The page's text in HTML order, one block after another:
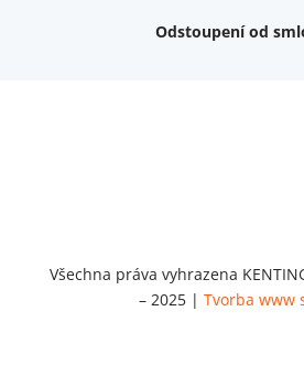
Odstoupení od
Všechna práva vyhrazena
– 2025 | Tvorba www
Opravná sada na
Chybí ještě 999 Kč